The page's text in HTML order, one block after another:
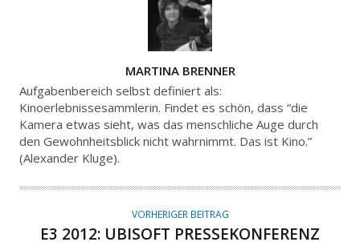
U
T
O
R
MARTINA BRENNER
Aufgabenbereich selbst definiert als:
Kinoerlebnissesammlerin. Findet es schön, dass “die
Kamera etwas sieht, was das menschliche Auge durch
den Gewohnheitsblick nicht wahrnimmt. Das ist Kino.”
(Alexander Kluge).
VORHERIGER BEITRAG
E3 2012: UBISOFT PRESSEKONFERENZ